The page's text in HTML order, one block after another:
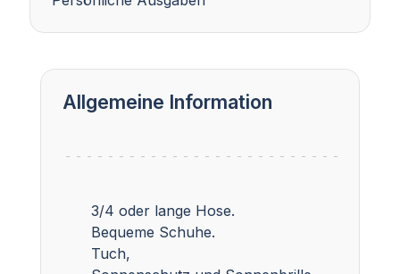
Allgemeine Information
3/4 oder lange Hose.
Bequeme Schuhe.
Tuch,